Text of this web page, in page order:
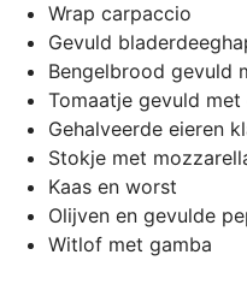
Wrap carpaccio
Gevuld
Bengelbrood gevuld
Tomaatje gevuld met
Gehalveerde eieren
Stokje met
Kaas en worst
Olijven en gevulde
Witlof met gamba